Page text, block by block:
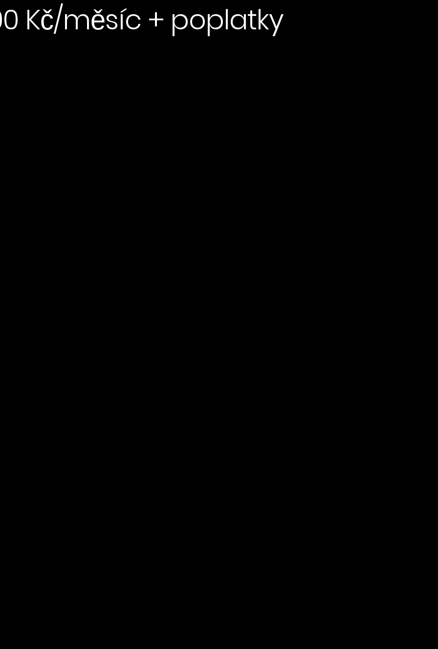
Kč/měsíc + poplatky